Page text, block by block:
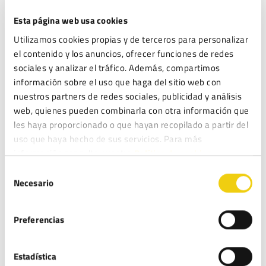
Esta página web usa cookies
Utilizamos cookies propias y de terceros para personalizar
el contenido y los anuncios, ofrecer funciones de redes
sociales y analizar el tráfico. Además, compartimos
información sobre el uso que haga del sitio web con
nuestros partners de redes sociales, publicidad y análisis
web, quienes pueden combinarla con otra información que
les haya proporcionado o que hayan recopilado a partir del
uso que haya hecho de sus servicios. Para más
información consulte nuestraPolítica de cookies.
Necesario
Preferencias
Estadística
Tu dirección de correo electrónico no será publicada.
Los campos obligatorios están marcados con*
Comentario*
Correo electrónico